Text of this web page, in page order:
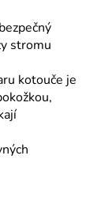
stromu
kotouče je